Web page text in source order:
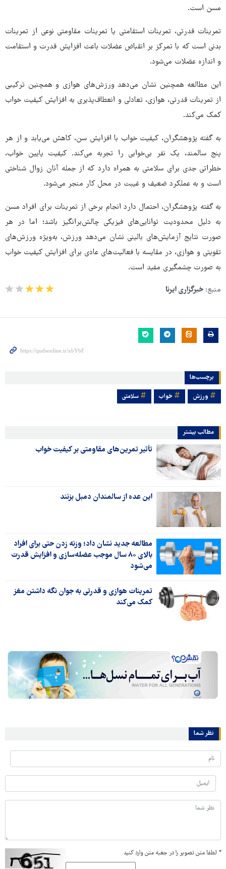
مسن است.
تمرینات قدرتی، تمرینات استقامتی یا تمرینات مقاومتی نوعی از تمرینات
بدنی است که با تمرکز بر انقباض عضلات باعث افزایش قدرت و استقامت
و اندازه عضلات می‌شود.
این مطالعه همچنین نشان می‌دهد ورزش‌های هوازی و همچنین ترکیبی
از تمرینات قدرتی، هوازی، تعادلی و انعطاف‌پذیری به افزایش کیفیت خواب
کمک می‌کند.
به گفته پژوهشگران، کیفیت خواب با افزایش سن، کاهش می‌یابد و از هر
پنج سالمند، یک نفر بی‌خوابی را تجربه می‌کند. کیفیت پایین خواب،
خطراتی جدی برای سلامتی به همراه دارد که از جمله آنان زوال شناختی
است و به عملکرد ضعیف و غیبت در محل کار منجر می‌شود.
به گفته پژوهشگران، احتمال دارد انجام برخی از تمرینات برای افراد مسن
به دلیل محدودیت توانایی‌های فیزیکی چالش‌برانگیز باشد؛ اما در هر
صورت نتایج آزمایش‌های بالینی نشان می‌دهد ورزش، به‌ویژه ورزش‌های
تقویتی و هوازی، در مقایسه با فعالیت‌های عادی برای افزایش کیفیت خواب
به صورت چشمگیری مفید است.
منبع: خبرگزاری ایرنا
برچسب‌ها
ورزش خواب سلامتی
مطالب بیشتر
تأثیر تمرین‌های مقاومتی بر کیفیت خواب
این عده از سالمندان دمبل بزنند
مطالعه‌ جدید نشان داد؛ وزنه زدن حتی برای افراد
بالای ۸۰ سال موجب عضله‌سازی و افزایش قدرت
می‌شود
تمرینات هوازی و قدرتی به جوان نگه داشتن مغز
کمک می‌کند
نظر شما
* لطفا متن تصویر را در جعبه متن وارد کنید